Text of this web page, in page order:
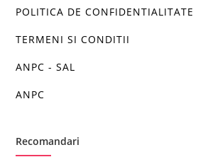
POLITICA DE CONFIDENTIALITATE
TERMENI SI CONDITII
ANPC - SAL
ANPC
Recomandari